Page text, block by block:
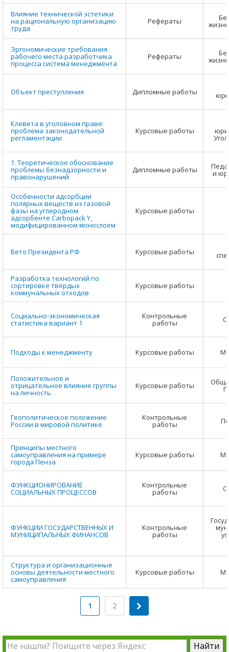
Влияние технической эстетики
на рациональную организацию
труда
Рефераты
Эргономические требования
рабочего места разработчика
процесса система менеджмента
Рефераты
Объект преступления Дипломные работы
Клевета в уголовном праве:
проблема законодательной
регламентации
Курсовые работы
1. Теоретическое обоснование
проблемы безнадзорности и
правонарушений
Дипломные работы и
Особенности адсорбции
полярных веществ из газовой
фазы на углеродном
адсорбенте Carbopack Y,
модифицированном монослоем
Курсовые работы
Вето Президента РФ Курсовые работы
Разработка технологий по
сортировке твердых
коммунальных отходов
Курсовые работы
Социально-экономическая
статистика вариант 1
Контрольные
работы
Подходы к менеджменту Курсовые работы
Положительное и
отрицательное влияние группы
на личность
Курсовые работы
Геополитическое положение
России в мировой политике
Контрольные
работы
Принципы местного
самоуправления на примере
города Пенза
Курсовые работы
ФУНКЦИОНИРОВАНИЕ
СОЦИАЛЬНЫХ ПРОЦЕССОВ
Контрольные
работы
ФУНКЦИИ ГОСУДАРСТВЕННЫХ И
МУНИЦИПАЛЬНЫХ ФИНАНСОВ
Контрольные
работы
Структура и организационные
основы деятельности местного
самоуправления
Курсовые работы
1 2